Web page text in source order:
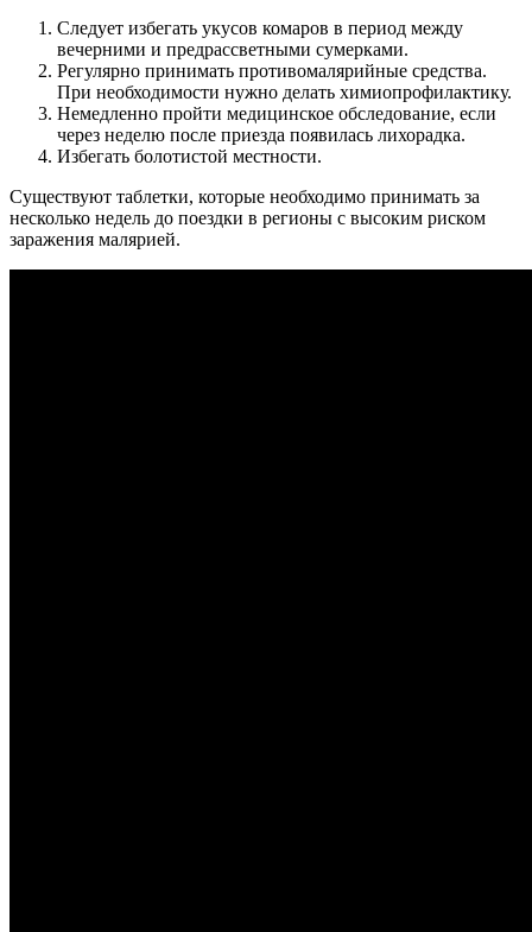
Следует избегать укусов комаров в период между
вечерними и предрассветными сумерками.
Регулярно принимать противомалярийные средства.
При необходимости нужно делать химиопрофилактику.
Немедленно пройти медицинское обследование, если
через неделю после приезда появилась лихорадка.
Избегать болотистой местности.
Существуют таблетки, которые необходимо принимать за
несколько недель до поездки в регионы с высоким риском
заражения малярией.